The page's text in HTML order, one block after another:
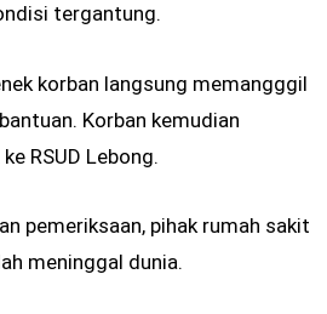
tergantung.
korban langsung memangggil
Korban kemudian
RSUD Lebong.
pemeriksaan, pihak rumah sakit
meninggal dunia.